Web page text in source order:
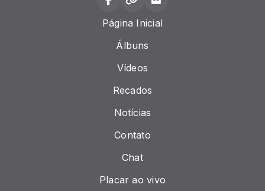
Página Inicial
Álbuns
Vídeos
Recados
Notícias
Contato
Chat
Placar ao vivo